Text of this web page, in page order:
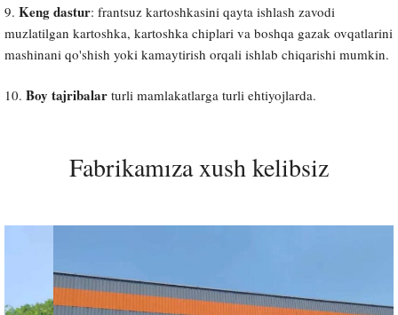
9. Keng dastur: frantsuz kartoshkasini qayta ishlash zavodi
muzlatilgan kartoshka, kartoshka chiplari va boshqa gazak ovqatlarini
mashinani qo'shish yoki kamaytirish orqali ishlab chiqarishi mumkin.
10. Boy tajribalar turli mamlakatlarga turli ehtiyojlarda.
Fabrikamıza xush kelibsiz